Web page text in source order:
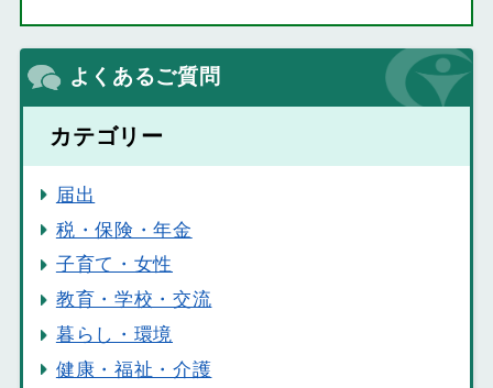
よくあるご質問
カテゴリー
届出
税・保険・年金
子育て・女性
教育・学校・交流
暮らし・環境
健康・福祉・介護